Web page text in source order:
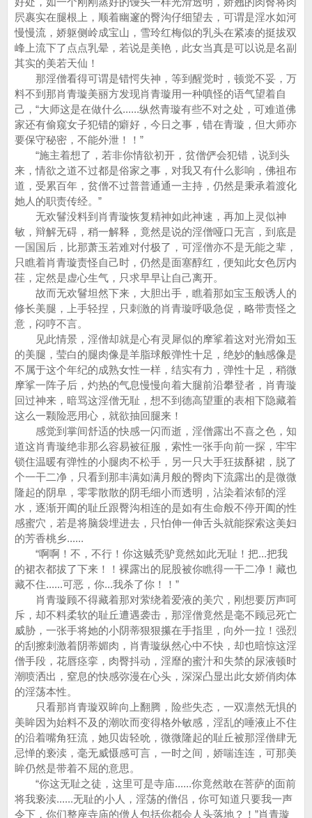
屄裹实在腿根上，顺着幽邃的臀沟仔细望去，可谓是淫水如河
慢慢流，娇躯侧岭成宝山，雪玲红梅似的乳头在紧凑的挺拔双
峰上流下了点点乳晕，若说是美艳，此女当真是可以说是名副
其实的美若天仙！
那淫僧看得可谓是错愕失神，等到醒觉时，顿觉不妥，万
料不到那肖青璇美丽方发现肖青璇用一种嗔怪的语气望着自
己，“大师这是在做什么......纵然青璇有些不对之处，可难道佛
家还有偷窥女子犯错的癖好，今日之事，错在青璇，但大师亦
要保守秘密，不能外泄！！”
“施主着想了，若非你情欲初开，贫僧俨会犯错，说到头
来，情欲之道不过都是俗家之事，对我又有什么影响，佛祖布
道，受累百年，贫僧不过普普通通一主持，仍然是秉承着渡化
她人的职责传经。”
无欢鬙没料到肖青璇恢复精神如此神速，再加上灵似神
敏，辩解无碍，稍一解释，竟然是说的淫僧哑口无言，到底是
一国国后，比那萧玉若难对付极了，可淫僧亦不是无能之辈，
只瞧着肖青璇责怪自己时，仍然是面塞醇红，便知此女色厉内
荏，定然是虚心生气，只求早早让自己离开。
故而无欢鬙坦然下来，大胆出手，瞧着那如宝玉般诱人的
修长美腿，上手轻捏，只刺激的肖青璇呼吸急促，略带责怪之
意，闷哼不言。
见此情景，淫僧却就是心有灵犀似的摩挲着这对光滑如玉
的美腿，莹白的腿肉像是羊脂球般弹性十足，绝妙的触感像是
不属于这个年纪的成熟女性一样，结实有力，弹性十足，稍微
摩挲一阵子后，灼热的气息慢慢向着大腿前沿攀登者，肖青璇
回过神来，暗骂这淫僧无耻，想不到德高望重的表相下隐藏着
这么一颗险恶用心，就欲抽回腿来！
感觉到掌间舒适的快感一闪而逝，淫僧露出不喜之色，知
道这肖青璇绝非那么容易被征服，索性一张手向前一探，牢牢
锁住温暖有弹性的小腿肉不松手，另一只大手狂拔酥裙，脱了
个一干二净，只看到那丰满如满月般的臀肉下流露出的是微微
隆起的阴阜，零零散散的阴毛细小而透明，沾染着浓郁的淫
水，逐渐开阖的耻丘跟臀沟相连的是如有生命般不停开阖的性
感蜜穴，若是将脑袋埋进去，只怕伸一伸舌头就能探索这美妇
的芳香桃乡......
“啊啊！不，不行！你这贼秃驴竟然如此无耻！把...把我
的裙衣都拔了下来！！裸露出的屁股被你瞧得一干二净！藏也
藏不住......可恶，你...我杀了你！！”
肖青璇顾不得藏着那对萦绕着爱液的美穴，刚想要厉声呵
斥，却不料柔软的耻丘遭遇袭击，那淫僧竟然是毫不顾忌死亡
威胁，一张手将她的小阴蒂狠狠攥在手指里，向外一拉！强烈
的刮擦刺激着阴蒂媚肉，肖青璇纵然心中不快，却也暗惊这淫
僧手段，花唇痉挛，肉臀抖动，淫靡的蜜汁和失禁的尿液顿时
潮喷洒出，窒息的快感弥漫在心头，深深凸显出此女娇俏肉体
的淫荡本性。
只看那肖青璇双眸向上翻腾，险些失态，一双凛然无惧的
美眸因为始料不及的潮吹而变得格外敏感，淫乱的唾液止不住
的沿着嘴角狂流，她贝齿轻吮，微微隆起的耻丘被那淫僧肆无
忌惮的亵渎，毫无威慑感可言，一时之间，娇喘连连，可那美
眸仍然是带着不屈的意思。
“你这无耻之徒，这里可是寺庙......你竟然敢在菩萨的面前
将我亵渎......无耻的小人，淫荡的僧侣，你可知道只要我一声
令下，你们整座寺庙的僧人包括你都会人头落地？！”肖青璇